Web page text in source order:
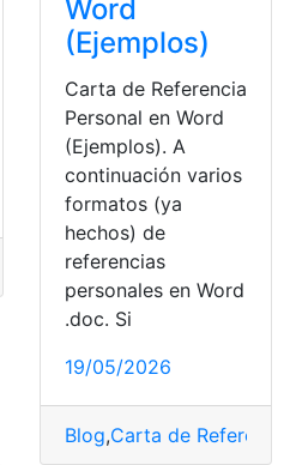
Finiquito,SEPE
Word
(Ejemplos)
Carta de Referencia
Personal en Word
(Ejemplos). A
continuación varios
formatos (ya
hechos) de
referencias
personales en Word
.doc. Si
19/05/2026
Blog,Carta de